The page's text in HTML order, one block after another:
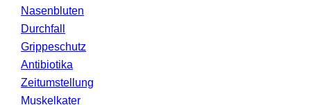
Nasenbluten
Durchfall
Grippeschutz
Antibiotika
Zeitumstellung
Muskelkater